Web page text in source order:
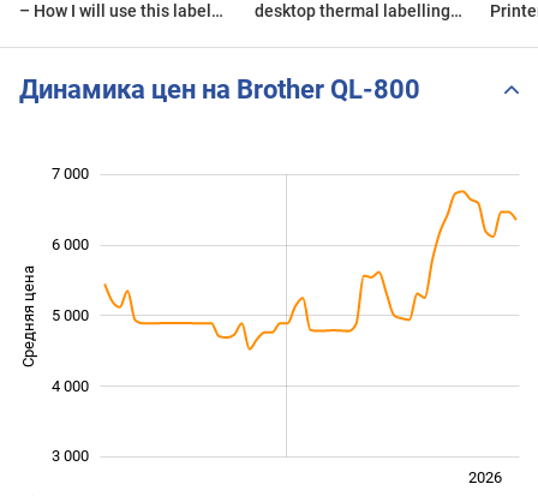
– How I will use this label
desktop thermal labelling
Динамика цен на Brother QL-800
Средняя цена 3 000
3 000
4 000
5 000
6 000
7 000
2026